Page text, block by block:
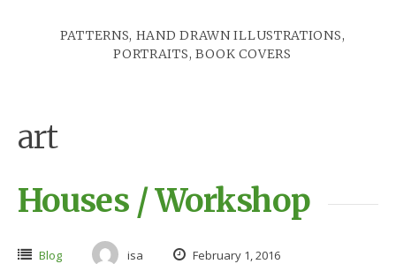
PATTERNS, HAND DRAWN ILLUSTRATIONS,
PORTRAITS, BOOK COVERS
art
Houses / Workshop
Blog isa February 1, 2016